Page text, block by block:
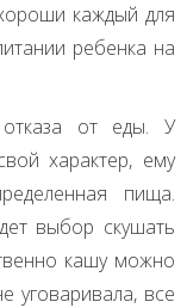
каждый для
ребенка на
от еды. У
характер, ему
пища.
выбор скушать
кашу можно
уговаривала, все